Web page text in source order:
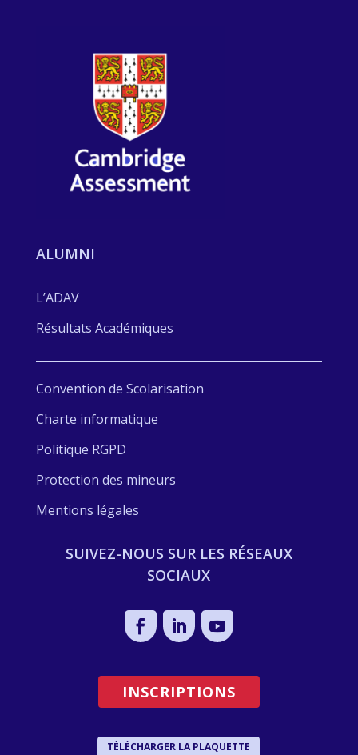
ALUMNI
L’ADAV
Résultats Académiques
Convention de Scolarisation
Charte informatique
Politique RGPD
Protection des mineurs
Mentions légales
SUIVEZ-NOUS SUR LES RÉSEAUX
SOCIAUX
INSCRIPTIONS
TÉLÉCHARGER LA PLAQUETTE